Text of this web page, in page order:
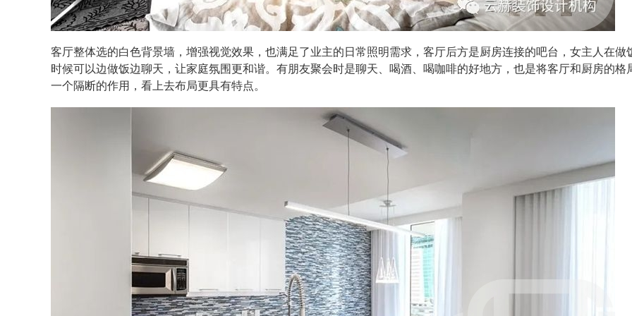
客厅整体选的白色背景墙，增强视觉效果，也满足了业主的日常照明需求，客厅后方是厨房连接的吧台，女主人在做
时候可以边做饭边聊天，让家庭氛围更和谐。有朋友聚会时是聊天、喝酒、喝咖啡的好地方，也是将客厅和厨房的格
一个隔断的作用，看上去布局更具有特点。